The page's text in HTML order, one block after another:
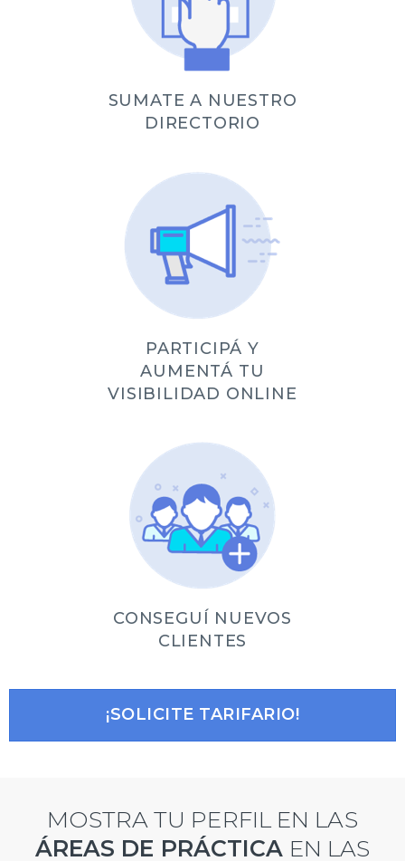
SUMATE A NUESTRO
DIRECTORIO
PARTICIPÁ Y
AUMENTÁ TU
VISIBILIDAD ONLINE
CONSEGUÍ NUEVOS
CLIENTES
¡SOLICITE TARIFARIO!
MOSTRA TU PERFIL EN LAS
ÁREAS DE PRÁCTICA EN LAS